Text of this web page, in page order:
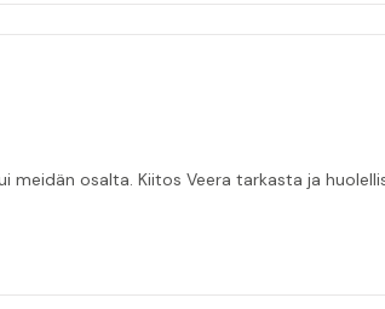
osalta. Kiitos Veera tarkasta ja